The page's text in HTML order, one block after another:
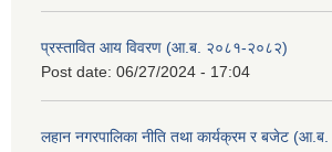
प्रस्तावित आय विवरण (आ.ब. २०८१-२०८२)
Post date: 06/27/2024 - 17:04
लहान नगरपालिका नीति तथा कार्यक्रम र बजेट (आ.ब.